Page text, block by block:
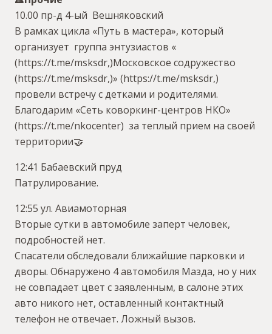
10.00 пр-д 4-ый Вешняковский
В рамках цикла «Путь в мастера», который
организует группа энтузиастов «
(https://t.me/msksdr,)Московское содружество
(https://t.me/msksdr,)» (https://t.me/msksdr,)
провели встречу с детками и родителями.
Благодарим «Сеть коворкинг-центров НКО»
(https://t.me/nkocenter) за теплый прием на своей
территории🤝
12:41 Бабаевский пруд
Патрулирование.
12:55 ул. Авиамоторная
Вторые сутки в автомобиле заперт человек,
подробностей нет.
Спасатели обследовали ближайшие парковки и
дворы. Обнаружено 4 автомобиля Мазда, но у них
не совпадает цвет с заявленным, в салоне этих
авто никого нет, оставленный контактный
телефон не отвечает. Ложный вызов.